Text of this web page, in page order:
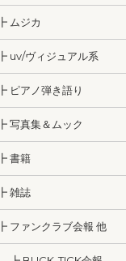
┣ ムジカ
┣ uv/ヴィジュアル系
┣ ピアノ弾き語り
┣ 写真集＆ムック
┣ 書籍
┣ 雑誌
┣ ファンクラブ会報 他